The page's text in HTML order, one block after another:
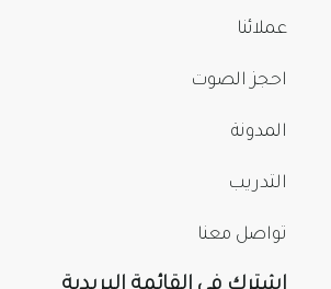
عملائنا
احجز الصوت
المدونة
التدريب
تواصل معنا